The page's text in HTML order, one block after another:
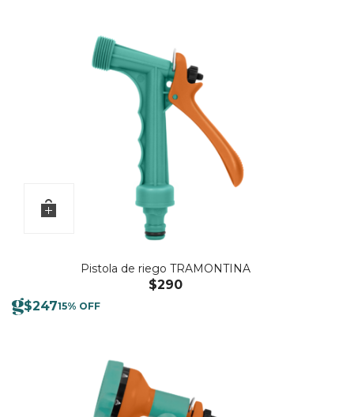
Pistola de riego TRAMONTINA
$290
$24715% OFF